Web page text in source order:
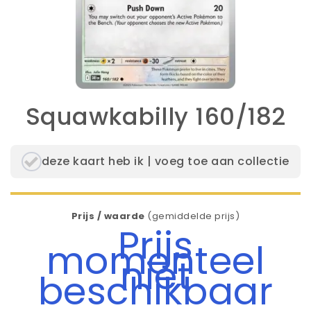
Squawkabilly 160/182
deze kaart heb ik | voeg toe aan collectie
Prijs / waarde (gemiddelde prijs)
Prijs
momenteel
niet
beschikbaar